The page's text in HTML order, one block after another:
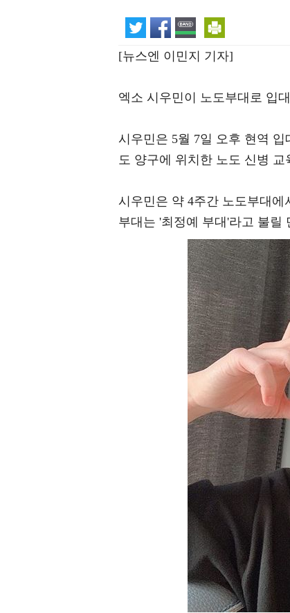
[뉴스엔 이민지 기자]
엑소 시우민이 노도부대로 입
시우민은 5월 7일 오후 현역
도 양구에 위치한 노도 신병
시우민은 약 4주간 노도부대
부대는 '최정예 부대'라고 불릴